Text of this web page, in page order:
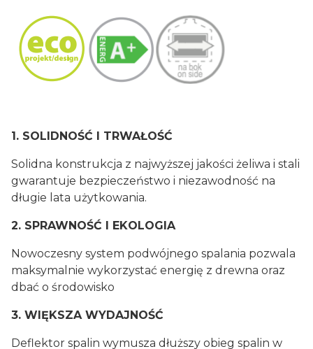
1. SOLIDNOŚĆ I TRWAŁOŚĆ
Solidna konstrukcja z najwyższej jakości żeliwa i stali
gwarantuje bezpieczeństwo i niezawodność na
długie lata użytkowania.
2. SPRAWNOŚĆ I EKOLOGIA
Nowoczesny system podwójnego spalania pozwala
maksymalnie wykorzystać energię z drewna oraz
dbać o środowisko
3. WIĘKSZA WYDAJNOŚĆ
Deflektor spalin wymusza dłuższy obieg spalin w